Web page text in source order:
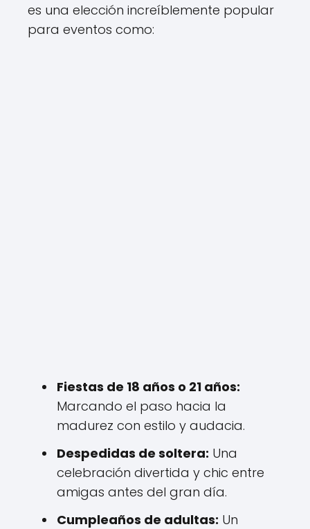
es una elección increíblemente popular
para eventos como:
Fiestas de 18 años o 21 años:
Marcando el paso hacia la
madurez con estilo y audacia.
Despedidas de soltera: Una
celebración divertida y chic entre
amigas antes del gran día.
Cumpleaños de adultas: Un